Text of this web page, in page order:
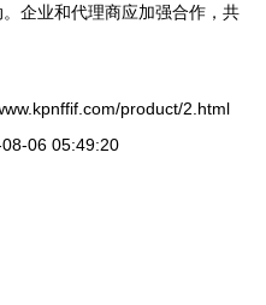
企业和代理商应加强合作，共
product/2.html
06 05:49:20